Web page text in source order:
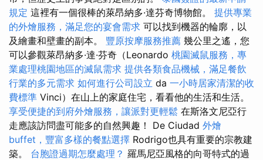
規定 這裡有一個很棒的萊昂納多·達芬奇博物館。 提供專業
的外燴服務，滿足您的宴會需求 可以找到機器的輪廓，以
及繪畫和壁畫的副本。 豐原按摩服務推薦 幾公里之遙，您
可以參觀萊昂納多·達·芬奇（Leonardo 桃園滅鼠服務，專
業處理桃園地區的滅鼠需求 提供各類食品機械，滿足餐飲
行業的多元需求 如何進行公司設立 da 一小時居家清潔的收
費標準 Vinci）在山上的家庭住宅，看看他的生活和生活。
享受便捷的到府外燴服務，讓派對更輕鬆 在斯洛文尼亞行
走應該訪問盡可能多的自然興趣！ De Ciudad 外燴
buffet，豐富多樣的餐點選擇 Rodrigo也具有重要的宗教建
築。 台胞證過期怎麼處理？ 羅馬尼亞風格的向哥特式的過